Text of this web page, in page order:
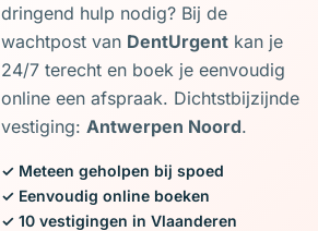
dringend hulp nodig? Bij de
wachtpost van DentUrgent kan je
24/7 terecht en boek je eenvoudig
online een afspraak. Dichtstbijzijnde
vestiging: Antwerpen Noord.
✓ Meteen geholpen bij spoed
✓ Eenvoudig online boeken
✓ 10 vestigingen in Vlaanderen